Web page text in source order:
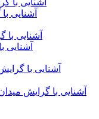
آشنایی
آشنایی با گرایش